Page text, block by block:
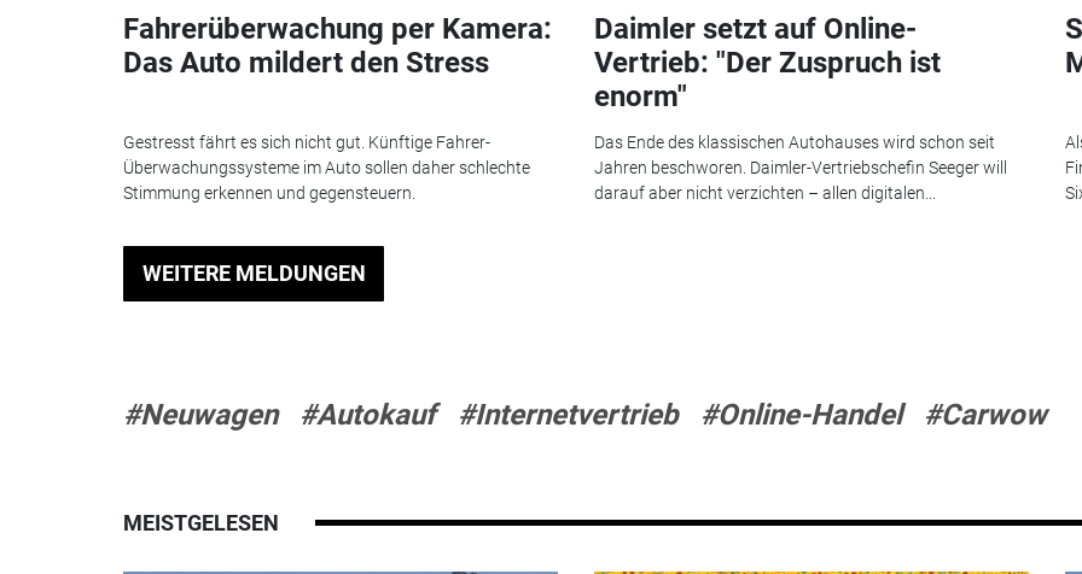
Fahrerüberwachung per Kamera:
Das Auto mildert den Stress
Gestresst fährt es sich nicht gut. Künftige Fahrer-
Überwachungssysteme im Auto sollen daher schlechte
Stimmung erkennen und gegensteuern.
Daimler setzt auf Online-
Vertrieb: "Der Zuspruch ist
enorm"
Das Ende des klassischen Autohauses wird schon seit
Jahren beschworen. Daimler-Vertriebschefin Seeger will
darauf aber nicht verzichten – allen digitalen...
WEITERE MELDUNGEN
#Neuwagen #Autokauf #Internetvertrieb #Online-Handel #Carwow
MEISTGELESEN